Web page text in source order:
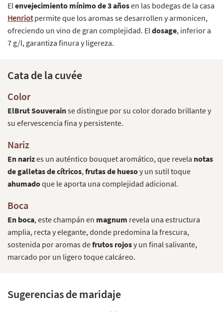
Elenvejecimiento mínimo de 3 añosen las bodegas de la casa
Henriotpermite que los aromas se desarrollen y armonicen,
ofreciendo un vino de gran complejidad. Eldosage, inferior a
7 g/l, garantiza finura y ligereza.
Cata de la cuvée
Color
ElBrut Souverainse distingue por su color dorado brillante y
su efervescencia fina y persistente.
Nariz
En narizes un auténtico bouquet aromático, que revela notas
de galletas de cítricos,frutas de huesoy un sutil toque
ahumadoque le aporta una complejidad adicional.
Boca
En boca, este champán en magnum revela una estructura
amplia, recta y elegante, donde predomina la frescura,
sostenida por aromas defrutos rojosy un final salivante,
marcado por un ligero toque calcáreo.
Sugerencias de maridaje